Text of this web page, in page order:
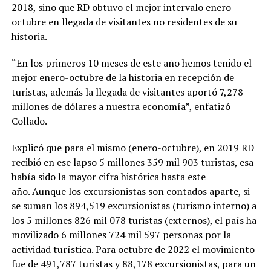
2018, sino que RD obtuvo el mejor intervalo enero-
octubre en llegada de visitantes no residentes de su
historia.
“En los primeros 10 meses de este año hemos tenido el
mejor enero-octubre de la historia en recepción de
turistas, además la llegada de visitantes aportó 7,278
millones de dólares a nuestra economía”, enfatizó
Collado.
Explicó que para el mismo (enero-octubre), en 2019 RD
recibió en ese lapso 5 millones 359 mil 903 turistas, esa
había sido la mayor cifra histórica hasta este
año. Aunque los excursionistas son contados aparte, si
se suman los 894,519 excursionistas (turismo interno) a
los 5 millones 826 mil 078 turistas (externos), el país ha
movilizado 6 millones 724 mil 597 personas por la
actividad turística. Para octubre de 2022 el movimiento
fue de 491,787 turistas y 88,178 excursionistas, para un